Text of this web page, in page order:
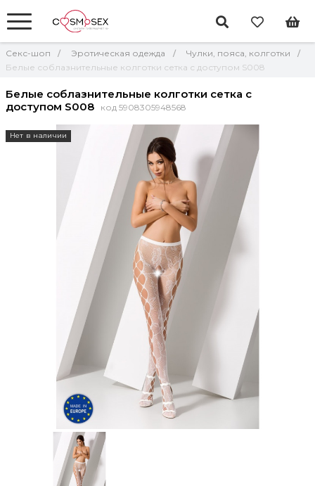
Секс-шоп Эротическая одежда
Чулки, пояса, колготки
Белые соблазнительные колготки сетка с доступом S008
Белые соблазнительные колготки сетка с
доступом S008
код 5908305948568
Нет в наличии